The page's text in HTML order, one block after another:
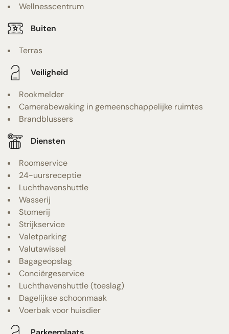
Wellnesscentrum
Buiten
Terras
Veiligheid
Rookmelder
Camerabewaking in gemeenschappelijke ruimtes
Brandblussers
Diensten
Roomservice
24-uursreceptie
Luchthavenshuttle
Wasserij
Stomerij
Strijkservice
Valetparking
Valutawissel
Bagageopslag
Conciërgeservice
Luchthavenshuttle (toeslag)
Dagelijkse schoonmaak
Voerbak voor huisdier